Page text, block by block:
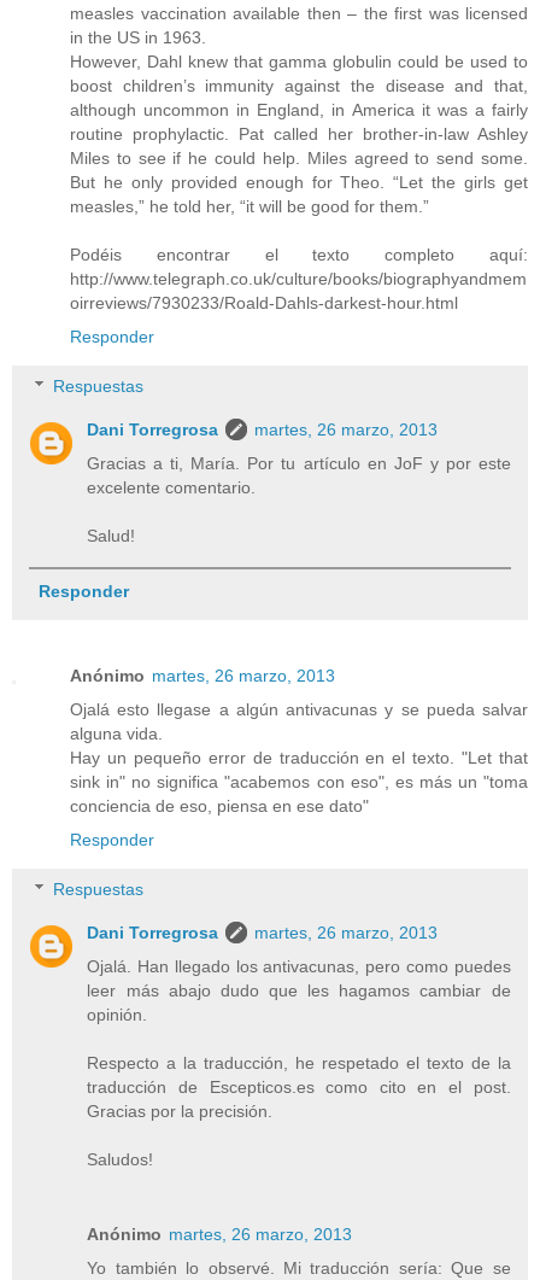
measles vaccination available then – the first was licensed
in the US in 1963.
However, Dahl knew that gamma globulin could be used to
boost children’s immunity against the disease and that,
although uncommon in England, in America it was a fairly
routine prophylactic. Pat called her brother-in-law Ashley
Miles to see if he could help. Miles agreed to send some.
But he only provided enough for Theo. “Let the girls get
measles,” he told her, “it will be good for them.”
Podéis encontrar el texto completo aquí:
http://www.telegraph.co.uk/culture/books/biographyandmem
oirreviews/7930233/Roald-Dahls-darkest-hour.html
Responder
Respuestas
Dani Torregrosa
martes, 26 marzo, 2013
Gracias a ti, María. Por tu artículo en JoF y por este
excelente comentario.
Salud!
Responder
Anónimo martes, 26 marzo, 2013
Ojalá esto llegase a algún antivacunas y se pueda salvar
alguna vida.
Hay un pequeño error de traducción en el texto. "Let that
sink in" no significa "acabemos con eso", es más un "toma
conciencia de eso, piensa en ese dato"
Responder
Respuestas
Dani Torregrosa
martes, 26 marzo, 2013
Ojalá. Han llegado los antivacunas, pero como puedes
leer más abajo dudo que les hagamos cambiar de
opinión.
Respecto a la traducción, he respetado el texto de la
traducción de Escepticos.es como cito en el post.
Gracias por la precisión.
Saludos!
Anónimo martes, 26 marzo, 2013
Yo también lo observé. Mi traducción sería: Que se